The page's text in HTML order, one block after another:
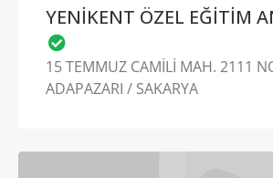
YENİKENT ÖZEL EĞİTİM
15 TEMMUZ CAMİLİ MAH. 2111
ADAPAZARI / SAKARYA